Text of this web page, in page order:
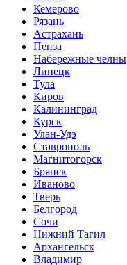
Кемерово
Рязань
Астрахань
Пенза
Набережные челны
Липецк
Тула
Киров
Калининград
Курск
Улан-Удэ
Ставрополь
Магнитогорск
Брянск
Иваново
Тверь
Белгород
Сочи
Нижний Тагил
Архангельск
Владимир